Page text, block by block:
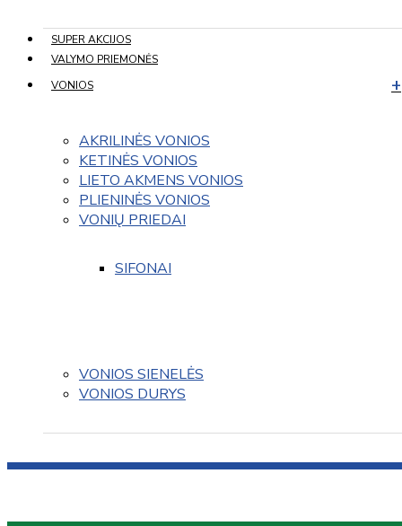
SUPER AKCIJOS
VALYMO PRIEMONĖS
VONIOS
AKRILINĖS VONIOS
KETINĖS VONIOS
LIETO AKMENS VONIOS
PLIENINĖS VONIOS
VONIŲ PRIEDAI
SIFONAI
VONIOS SIENELĖS
VONIOS DURYS